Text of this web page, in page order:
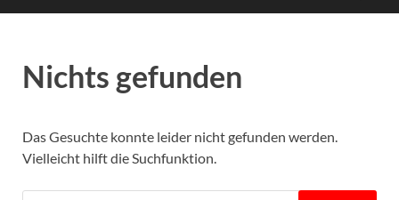
Nichts gefunden
Das Gesuchte konnte leider nicht gefunden werden.
Vielleicht hilft die Suchfunktion.